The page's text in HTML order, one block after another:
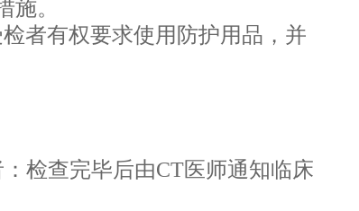
。
者有权要求使用防护用品，并
检查完毕后由CT医师通知临床